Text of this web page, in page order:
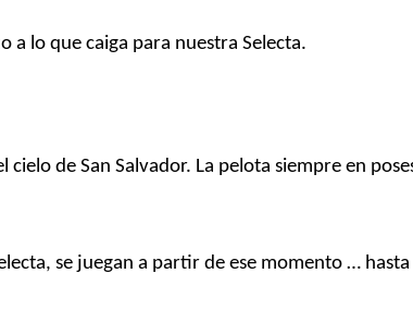
a lo que caiga para nuestra Selecta.
cielo de San Salvador. La pelota siempre en
se juegan a partir de ese momento …